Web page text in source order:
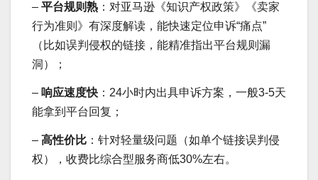
– 平台规则熟 ：对亚马逊《知识产权政策》《卖家
行为准则》有深度解读，能快速定位申诉“痛点”
（比如误判侵权的链接，能精准指出平台规则漏
洞）；
– 响应速度快 ：24小时内出具申诉方案，一般3-5天
能拿到平台回复；
– 高性价比 ：针对轻量级问题（如单个链接误判侵
权），收费比综合型服务商低30%左右。